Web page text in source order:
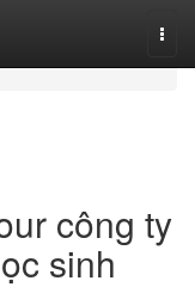
công ty
sinh